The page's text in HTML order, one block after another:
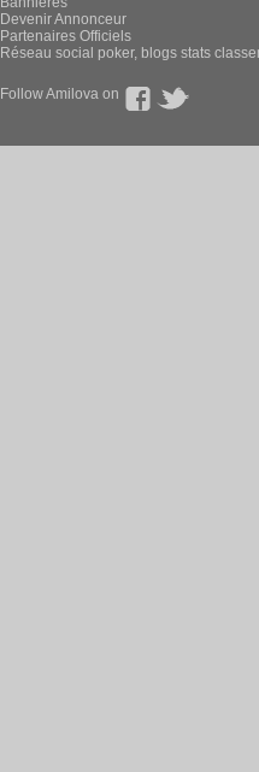
Devenir Annonceur
Partenaires Officiels
Réseau social poker, blogs stats
Follow Amilova on